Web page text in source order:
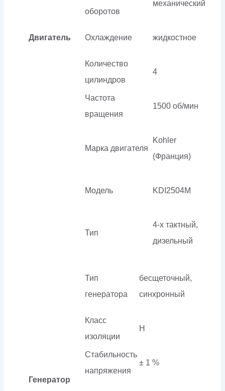
Двигатель
оборотов
механический
Охлаждение жидкостное
Количество
цилиндров
4
Частота
вращения
1500 об/мин
Марка двигателя
Kohler
(Франция)
Модель KDI2504M
Тип
4-х тактный,
дизельный
Генератор
Тип
генератора
бесщеточный,
синхронный
Класс
изоляции
H
Стабильность
напряжения
± 1 %